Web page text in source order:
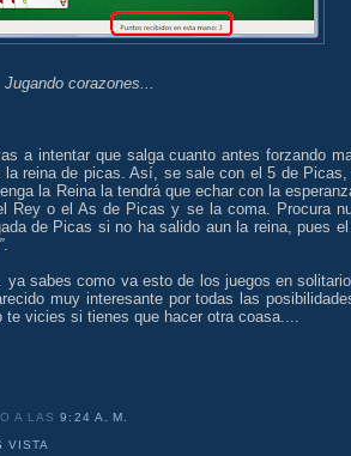
Jugando corazones...
a intentar que salga cuanto antes forzando
reina de picas. Así, se sale con el 5 de
la Reina la tendrá que echar con la
Rey o el As de Picas y se la coma. Procura
de Picas si no ha salido aun la reina, pues el
.
sabes como va esto de los juegos en
muy interesante por todas las
vicies si tienes que hacer otra coasa....
A LAS9:24 A. M.
VISTA